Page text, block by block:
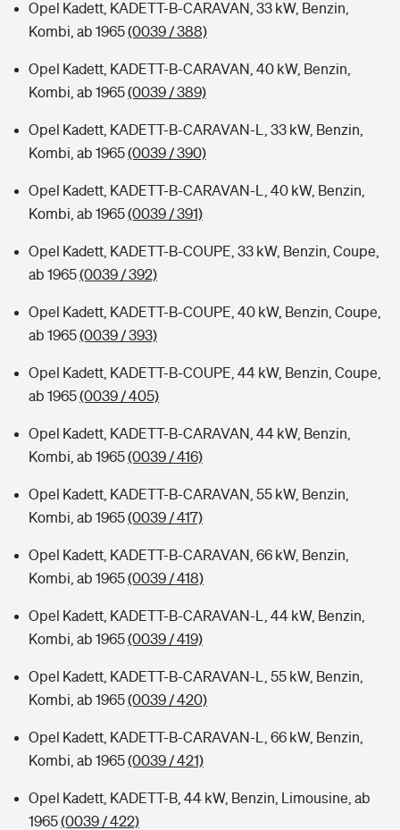
Opel Kadett, KADETT-B-CARAVAN, 33 kW, Benzin,
Kombi, ab 1965(0039 / 388)
Opel Kadett, KADETT-B-CARAVAN, 40 kW, Benzin,
Kombi, ab 1965(0039 / 389)
Opel Kadett, KADETT-B-CARAVAN-L, 33 kW, Benzin,
Kombi, ab 1965(0039 / 390)
Opel Kadett, KADETT-B-CARAVAN-L, 40 kW, Benzin,
Kombi, ab 1965(0039 / 391)
Opel Kadett, KADETT-B-COUPE, 33 kW, Benzin, Coupe,
ab 1965(0039 / 392)
Opel Kadett, KADETT-B-COUPE, 40 kW, Benzin, Coupe,
ab 1965(0039 / 393)
Opel Kadett, KADETT-B-COUPE, 44 kW, Benzin, Coupe,
ab 1965(0039 / 405)
Opel Kadett, KADETT-B-CARAVAN, 44 kW, Benzin,
Kombi, ab 1965(0039 / 416)
Opel Kadett, KADETT-B-CARAVAN, 55 kW, Benzin,
Kombi, ab 1965(0039 / 417)
Opel Kadett, KADETT-B-CARAVAN, 66 kW, Benzin,
Kombi, ab 1965(0039 / 418)
Opel Kadett, KADETT-B-CARAVAN-L, 44 kW, Benzin,
Kombi, ab 1965(0039 / 419)
Opel Kadett, KADETT-B-CARAVAN-L, 55 kW, Benzin,
Kombi, ab 1965(0039 / 420)
Opel Kadett, KADETT-B-CARAVAN-L, 66 kW, Benzin,
Kombi, ab 1965(0039 / 421)
Opel Kadett, KADETT-B, 44 kW, Benzin, Limousine, ab
1965(0039 / 422)